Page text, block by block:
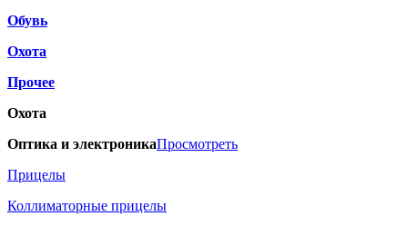
Обувь
Охота
Прочее
Охота
Оптика и электроникаПросмотреть
Прицелы
Коллиматорные прицелы